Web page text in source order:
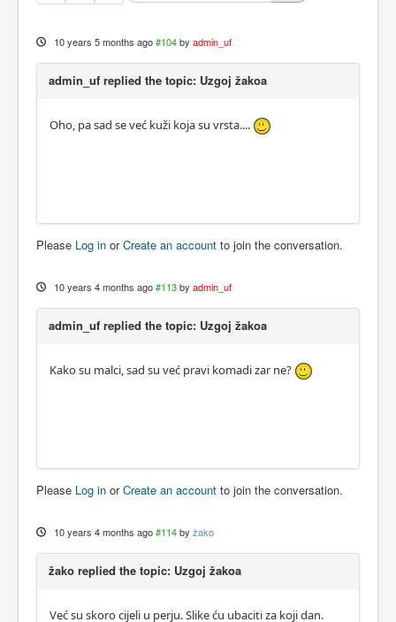
10 years 5 months ago #104 by admin_uf
admin_uf replied the topic: Uzgoj žakoa
Oho, pa sad se već kuži koja su vrsta....
Please Log in orCreate an account to join the conversation.
10 years 4 months ago #113 by admin_uf
admin_uf replied the topic: Uzgoj žakoa
Kako su malci, sad su već pravi komadi zar ne?
Please Log in orCreate an account to join the conversation.
10 years 4 months ago #114 by žako
žako replied the topic: Uzgoj žakoa
Već su skoro cijeli u perju. Slike ću ubaciti za koji dan.